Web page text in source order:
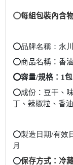
⭕每組包裝內含
⭕品牌名稱：永
⭕商品名稱：香
⭕容量/規格：1
⭕成份：豆干、
丁、辣椒粒、香
⭕製造日期/有效
月
⭕保存方式：冷